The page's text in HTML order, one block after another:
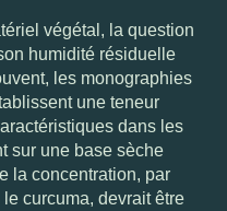
végétal, la question
humidité résiduelle
les monographies
une teneur
dans les
sur une base sèche
la concentration, par
curcuma, devrait être